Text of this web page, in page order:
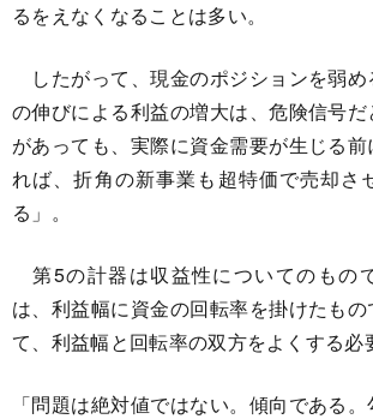
るをえなくなることは多い。
したがって、現金のポジションを弱
の伸びによる利益の増大は、危険信号
があっても、実際に資金需要が生じる
れば、折角の新事業も超特価で売却さ
る」。
第5の計器は収益性についてのもの
は、利益幅に資金の回転率を掛けたも
て、利益幅と回転率の双方をよくする必
「問題は絶対値ではない。傾向である